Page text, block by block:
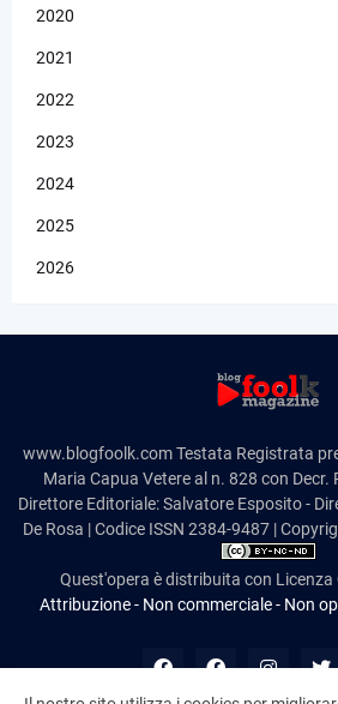
2020
2021
2022
2023
2024
2025
2026
www.blogfoolk.com Testata Registrata
Maria Capua Vetere al n. 828 con Decr.
Direttore Editoriale: Salvatore Esposito -
De Rosa | Codice ISSN 2384-9487 |
Quest'opera è distribuita con Licenza
Attribuzione - Non commerciale - Non